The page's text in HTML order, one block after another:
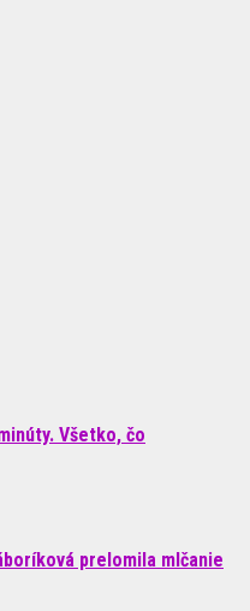
Všetko, čo
prelomila mlčanie